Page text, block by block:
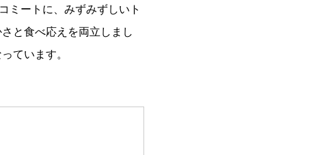
ミートに、みずみずしいト
と食べ応えを両立しまし
ています。